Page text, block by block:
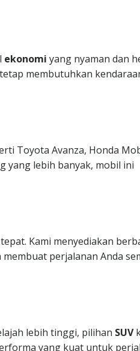
ekonomi yang nyaman dan
membutuhkan
Toyota Avanza, Honda
yang lebih banyak, mobil ini
Kami menyediakan
perjalanan Anda
lebih tinggi, pilihan SUV
yang kuat untuk